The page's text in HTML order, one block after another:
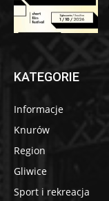
KATEGORIE
Informacje
Knurów
Region
Gliwice
Sport i rekreacja